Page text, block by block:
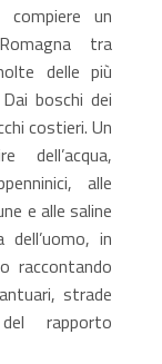
un
tra
delle più
boschi dei
costieri. Un
dell’acqua,
alle
e alle saline
dell’uomo, in
raccontando
strade
rapporto